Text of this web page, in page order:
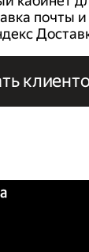
почты